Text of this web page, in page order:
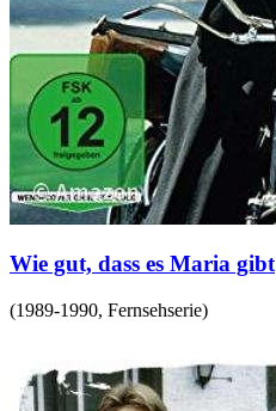
Wie gut, dass es Maria gibt
(1989-1990, Fernsehserie)